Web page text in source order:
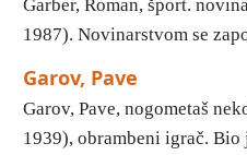
Garber, Roman, šport.
1987). Novinarstvom se
Garov, Pave
Garov, Pave, nogometaš
1939), obrambeni igrač.